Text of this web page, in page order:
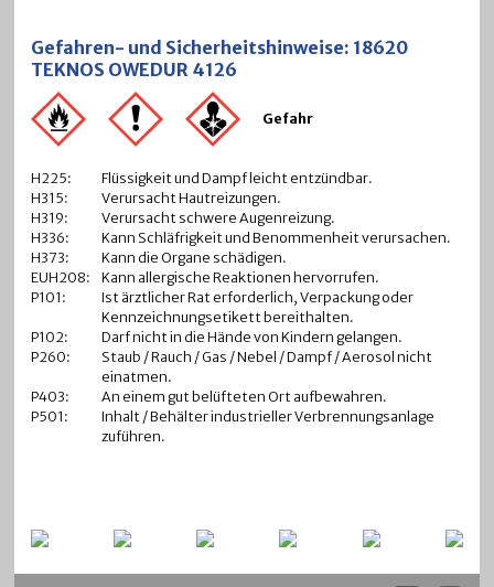
Gefahren- und Sicherheitshinweise: 18620
TEKNOS OWEDUR 4126
Gefahr
H225:
Flüssigkeit und Dampf leicht entzündbar.
H315:
Verursacht Hautreizungen.
H319:
Verursacht schwere Augenreizung.
H336:
Kann Schläfrigkeit und Benommenheit verursachen.
H373:
Kann die Organe schädigen.
EUH208:
Kann allergische Reaktionen hervorrufen.
P101:
Ist ärztlicher Rat erforderlich, Verpackung oder
Kennzeichnungsetikett bereithalten.
P102:
Darf nicht in die Hände von Kindern gelangen.
P260:
Staub / Rauch / Gas / Nebel / Dampf / Aerosol nicht
einatmen.
P403:
An einem gut belüfteten Ort aufbewahren.
P501:
Inhalt / Behälter industrieller Verbrennungsanlage
zuführen.